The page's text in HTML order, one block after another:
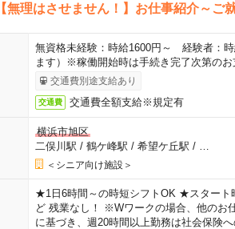
【無理はさせません！】お仕事紹介～ご
無資格未経験：時給1600円～ 経験者：
ます）※稼働開始時は手続き完了次第のお
交通費別途支給あり
交通費 交通費全額支給※規定有
横浜市旭区
二俣川駅 / 鶴ケ峰駅 / 希望ケ丘駅 /
＜シニア向け施設＞
★1日6時間～の時短シフトOK ★スタート
ど 残業なし！ ※Wワークの場合、他のお
に基づき、週20時間以上勤務は社会保険